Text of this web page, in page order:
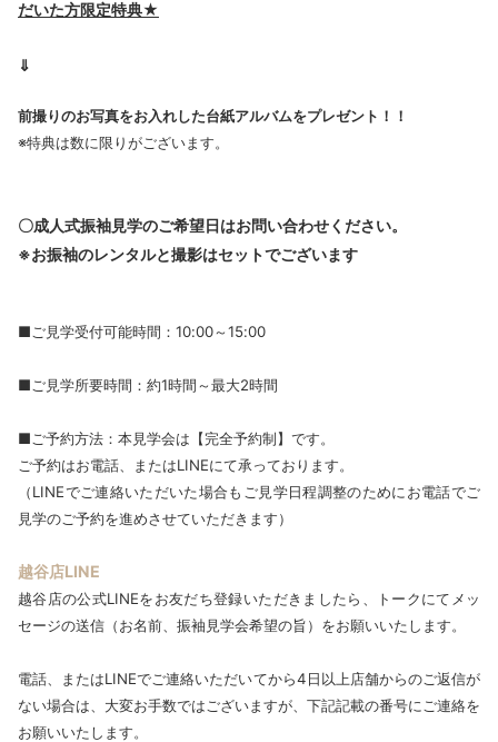
だいた方限定特典★
⇓
前撮りのお写真をお入れした台紙アルバムをプレゼント！！
※特典は数に限りがございます。
〇成人式振袖見学のご希望日はお問い合わせください。
※お振袖のレンタルと撮影はセットでございます
■ご見学受付可能時間：10:00～15:00
■ご見学所要時間：約1時間～最大2時間
■ご予約方法：本見学会は【完全予約制】です。
ご予約はお電話、またはLINEにて承っております。
（LINEでご連絡いただいた場合もご見学日程調整のためにお電話でご
見学のご予約を進めさせていただきます）
越谷店LINE
越谷店の公式LINEをお友だち登録いただきましたら、トークにてメッ
セージの送信（お名前、振袖見学会希望の旨）をお願いいたします。
電話、またはLINEでご連絡いただいてから4日以上店舗からのご返信が
ない場合は、大変お手数ではございますが、下記記載の番号にご連絡を
お願いいたします。